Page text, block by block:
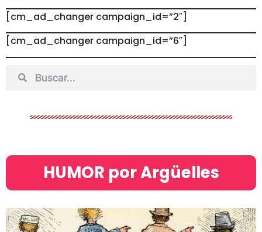
[cm_ad_changer campaign_id=”2″]
[cm_ad_changer campaign_id=”6″]
HUMOR por Argüelles​